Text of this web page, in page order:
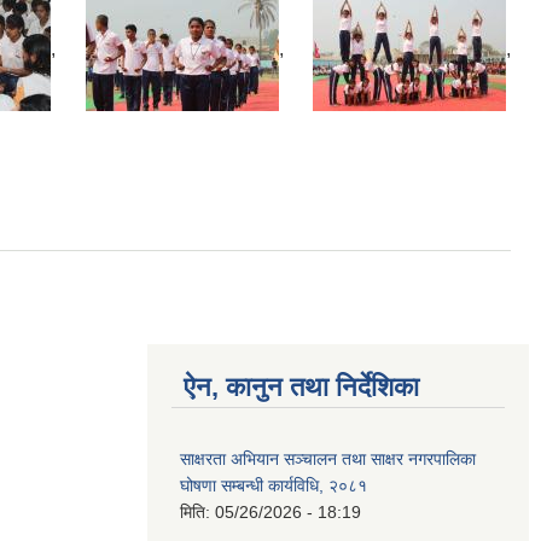
, , ,
ऐन, कानुन तथा निर्देशिका
साक्षरता अभियान सञ्चालन तथा साक्षर नगरपालिका
घोषणा सम्बन्धी कार्यविधि, २०८१
मिति: 05/26/2026 - 18:19